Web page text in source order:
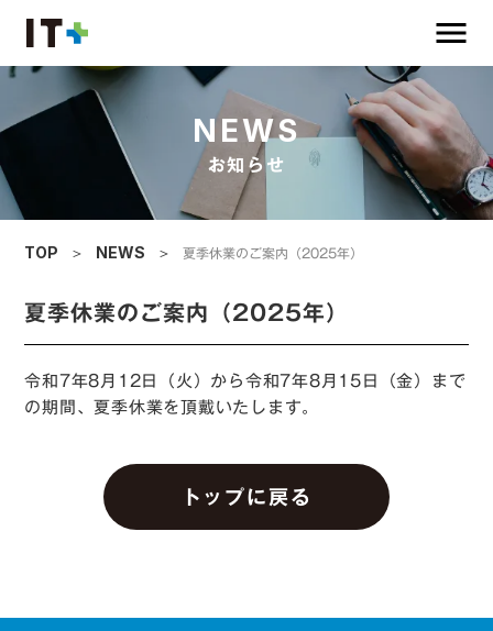
menu
NEWS
お知らせ
TOP ＞ NEWS ＞ 夏季休業のご案内（2025年）
夏季休業のご案内（2025年）
令和7年8月12日（火）から令和7年8月15日（金）まで
の期間、夏季休業を頂戴いたします。
トップに戻る